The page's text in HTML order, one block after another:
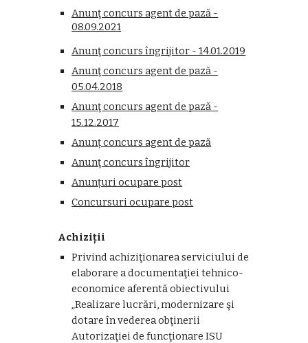
Anunţ concurs agent de pază -
08.09.2021
Anunţ concurs îngrijitor - 14.01.2019
Anunţ concurs agent de pază -
05.04.2018
Anunţ concurs agent de pază -
15.12.2017
Anunț concurs agent de pază
Anunţ concurs îngrijitor
Anunțuri ocupare post
Concursuri ocupare post
Achiziții
Privind achiziţionarea serviciului de
elaborare a documentaţiei tehnico-
economice aferentă obiectivului
„Realizare lucrări, modernizare şi
dotare în vederea obţinerii
Autorizaţiei de funcţionare ISU